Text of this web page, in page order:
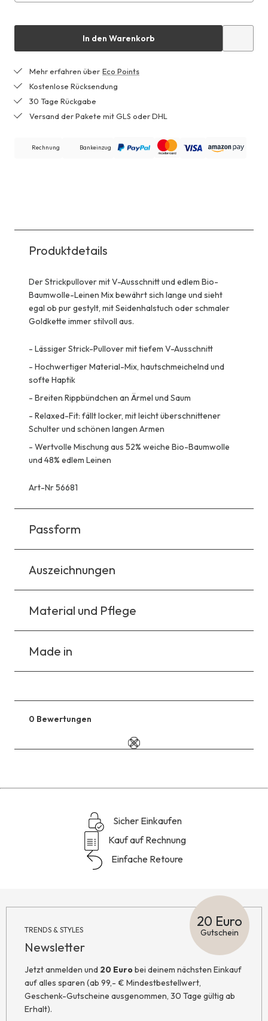
In den Warenkorb
Mehr erfahren über Eco Points
Kostenlose Rücksendung
30 Tage Rückgabe
Versand der Pakete mit GLS oder DHL
Rechnung Bankeinzug
Produktdetails
Der Strickpullover mit V-Ausschnitt und edlem Bio-
Baumwolle-Leinen Mix bewährt sich lange und sieht
egal ob pur gestylt, mit Seidenhalstuch oder schmaler
Goldkette immer stilvoll aus.
- Lässiger Strick-Pullover mit tiefem V-Ausschnitt
- Hochwertiger Material-Mix, hautschmeichelnd und
softe Haptik
- Breiten Rippbündchen an Ärmel und Saum
- Relaxed-Fit: fällt locker, mit leicht überschnittener
Schulter und schönen langen Armen
- Wertvolle Mischung aus 52% weiche Bio-Baumwolle
und 48% edlem Leinen
Art-Nr 56681
Passform
Auszeichnungen
Material und Pflege
Made in
0 Bewertungen
Reviews
Sicher Einkaufen
Kauf auf Rechnung
Einfache Retoure
TRENDS & STYLES
Newsletter
20 Euro
Gutschein
Jetzt anmelden und 20 Eurobei deinem nächsten Einkauf
auf alles sparen (ab 99,- € Mindestbestellwert,
Geschenk-Gutscheine ausgenommen, 30 Tage gültig ab
Erhalt).